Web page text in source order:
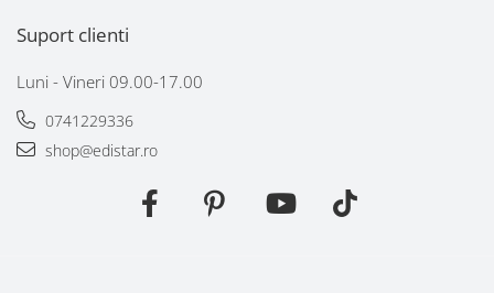
Suport clienti
Luni - Vineri 09.00-17.00
0741229336
shop@edistar.ro